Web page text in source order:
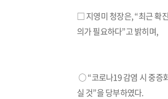
□ 지영미 청장은, “최근 확
의가 필요하다”고 밝히며,
○ “코로나19 감염 시 중증
실 것”을 당부하였다.